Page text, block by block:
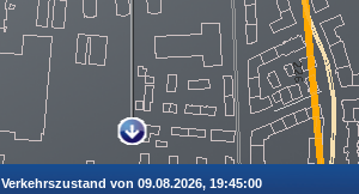
Verkehrszustand von 09.08.2026, 19:45:00